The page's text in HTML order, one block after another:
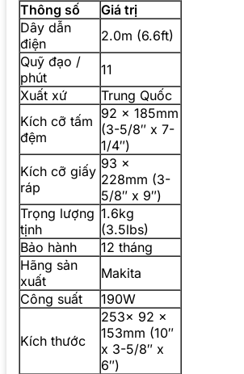
Thông số
Giá trị
Dây dẫn
điện
2.0m (6.6ft)
Quỹ đạo /
phút
11
Xuất xứ
Trung Quốc
Kích cỡ tấm
đệm
92 x 185mm
(3-5/8″ x 7-
1/4″)
Kích cỡ giấy
ráp
93 x
228mm (3-
5/8″ x 9″)
Trọng lượng
tịnh
1.6kg
(3.5lbs)
Bảo hành
12 tháng
Hãng sản
xuất
Makita
Công suất
190W
Kích thước
253x 92 x
153mm (10″
x 3-5/8″ x
6″)